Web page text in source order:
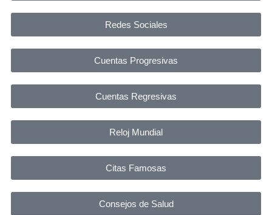
Redes Sociales
Cuentas Progresivas
Cuentas Regresivas
Reloj Mundial
Citas Famosas
Consejos de Salud